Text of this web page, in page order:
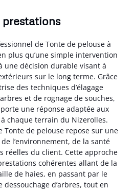
prestations
de Tonte de pelouse à
plus qu’une simple intervention
une décision durable visant à
sur le long terme. Grâce
des techniques d’élagage
et de rognage de souches,
une réponse adaptée aux
chaque terrain du Nizerolles.
Tonte de pelouse repose sur une
l’environnement, de la santé
réelles du client. Cette approche
cohérentes allant de la
de haies, en passant par le
d’arbres, tout en